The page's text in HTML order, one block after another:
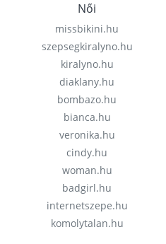
Női
missbikini.hu
szepsegkiralyno.hu
kiralyno.hu
diaklany.hu
bombazo.hu
bianca.hu
veronika.hu
cindy.hu
woman.hu
badgirl.hu
internetszepe.hu
komolytalan.hu